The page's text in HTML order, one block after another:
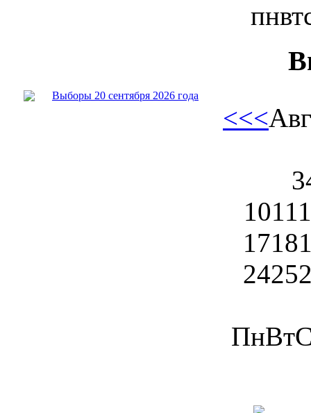
пнвт
Выборы 20 сентября 2026 года
<<<
3
1011
1718
2425
ПнВт